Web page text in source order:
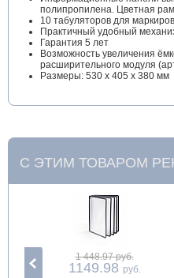
полипропилена. Цветная
10 табуляторов для
Практичный удобный
Гарантия 5 лет
Возможность увеличения
расширительного модуля
Размеры: 530 x 405 x 380 мм
С ЭТИМ ТОВАРОМ
1 448.97 руб.
1149.98 руб.